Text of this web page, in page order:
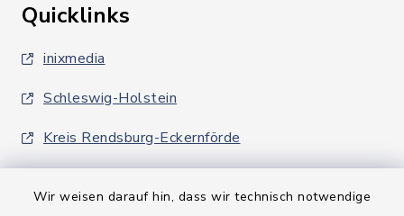
Wir weisen darauf hin, dass wir technisch notwendige
Quicklinks
inixmedia
Schleswig-Holstein
Kreis Rendsburg-Eckernförde